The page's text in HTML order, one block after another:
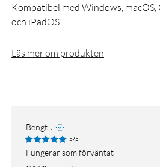
Kompatibel med Windows,
och iPadOS.
Läs mer om produkten
Bengt J
5/5
Fungerar som förväntat